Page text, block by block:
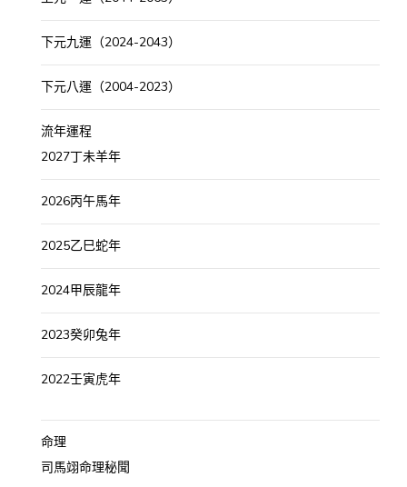
下元九運（2024-2043）
下元八運（2004-2023）
流年運程
2027丁未羊年
2026丙午馬年
2025乙巳蛇年
2024甲辰龍年
2023癸卯兔年
2022壬寅虎年
命理
司馬翊命理秘聞